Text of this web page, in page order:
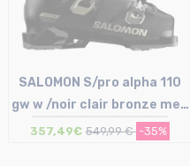
SALOMON S/pro alpha 110
gw w /noir clair bronze met
noir
357,49€ 549,99 € -35%